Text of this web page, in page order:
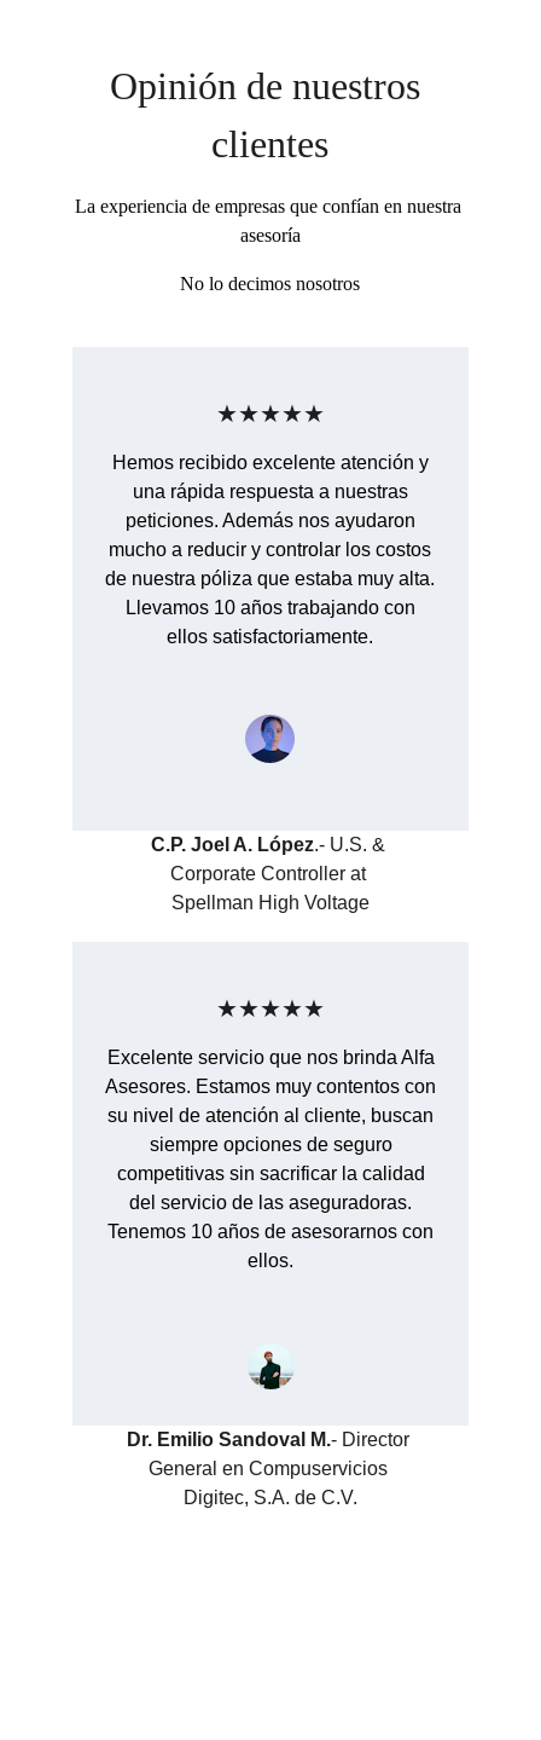
Opinión de nuestros
clientes
La experiencia de empresas que confían en nuestra
asesoría
Excelente servicio que nos brinda Alfa
Asesores. Estamos muy contentos con
su nivel de atención al cliente, buscan
siempre opciones de seguro
competitivas sin sacrificar la calidad
del servicio de las aseguradoras.
Tenemos 10 años de asesorarnos con
ellos.
Dr. Emilio Sandoval M.- Director
General en Compuservicios
Digitec, S.A. de C.V.
Hemos recibido excelente atención y
una rápida respuesta a nuestras
peticiones. Además nos ayudaron
mucho a reducir y controlar los costos
de nuestra póliza que estaba muy alta.
Llevamos 10 años trabajando con
ellos satisfactoriamente.
C.P. Joel A. López.- U.S. &
Corporate Controller at
Spellman High Voltage
★★★★★
★★★★★
No lo decimos nosotros